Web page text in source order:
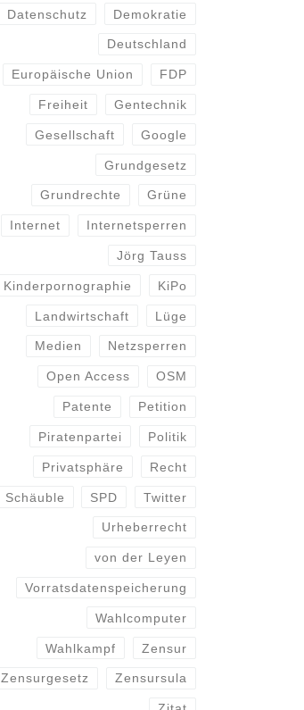
deren „Rechte“ umzusetzen.
Datenschutz Demokratie
Deutschland
Europäische Union FDP
Freiheit Gentechnik
Gesellschaft Google
Grundgesetz
Grundrechte Grüne
Internet Internetsperren
Jörg Tauss
Kinderpornographie KiPo
Landwirtschaft Lüge
Medien Netzsperren
Open Access OSM
Patente Petition
Piratenpartei Politik
Privatsphäre Recht
Schäuble SPD Twitter
Urheberrecht
von der Leyen
Vorratsdatenspeicherung
Wahlcomputer
Wahlkampf Zensur
Zensurgesetz Zensursula